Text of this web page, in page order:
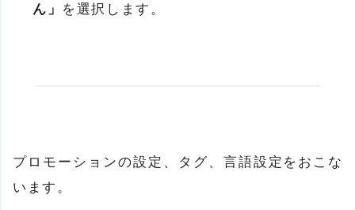
ん」 を選択します。
プロモーションの設定、タグ、言語設定をおこな
います。